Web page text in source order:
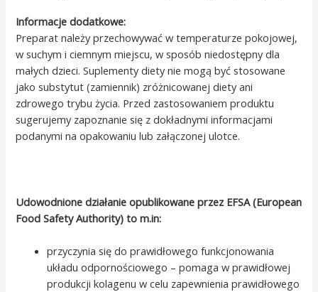
Informacje dodatkowe:
Preparat należy przechowywać w temperaturze pokojowej,
w suchym i ciemnym miejscu, w sposób niedostępny dla
małych dzieci. Suplementy diety nie mogą być stosowane
jako substytut (zamiennik) zróżnicowanej diety ani
zdrowego trybu życia. Przed zastosowaniem produktu
sugerujemy zapoznanie się z dokładnymi informacjami
podanymi na opakowaniu lub załączonej ulotce.
Udowodnione działanie opublikowane przez EFSA (European
Food Safety Authority) to m.in:
przyczynia się do prawidłowego funkcjonowania
układu odpornościowego – pomaga w prawidłowej
produkcji kolagenu w celu zapewnienia prawidłowego